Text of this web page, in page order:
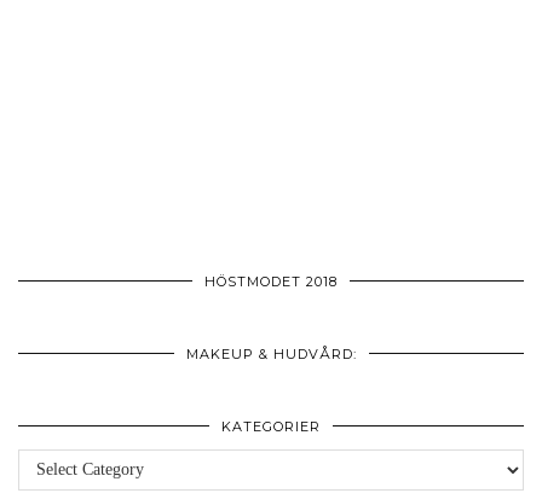
HÖSTMODET 2018
MAKEUP & HUDVÅRD:
KATEGORIER
Kategorier